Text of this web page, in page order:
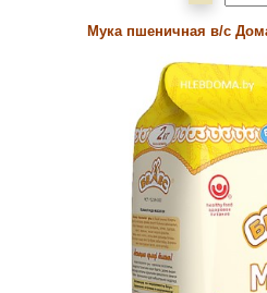
Мука пшеничная в/с